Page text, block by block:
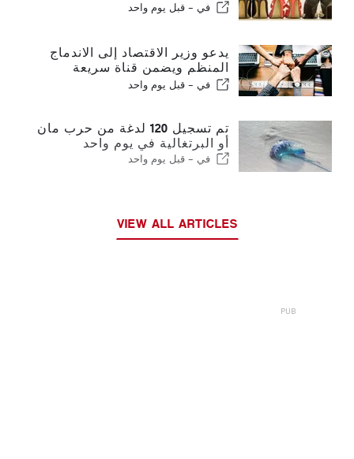
في - قبل يوم واحد
يدعو وزير الاقتصاد إلى الاندماج
المنظم ويضمن قناة سريعة
للمهاجرين
في - قبل يوم واحد
تم تسجيل 120 لدغة من حرب مان
أو البرتغالية في يوم واحد
في - قبل يوم واحد
VIEW ALL ARTICLES